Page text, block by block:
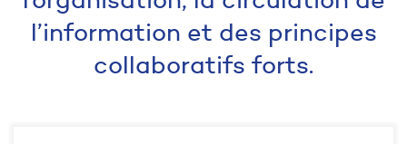
l’information et des principes
collaboratifs forts.